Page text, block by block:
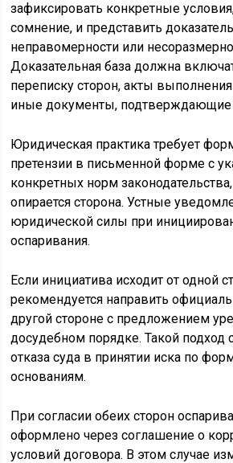
зафиксировать конкретные
сомнение, и представить
неправомерности или
Доказательная база должна
переписку сторон, акты выполнения
иные документы, подтверждающие
Юридическая практика требует
претензии в письменной форме с
конкретных норм
опирается сторона. Устные
юридической силы при
оспаривания.
Если инициатива исходит от одной
рекомендуется направить
другой стороне с предложением
досудебном порядке. Такой подход
отказа суда в принятии иска по
основаниям.
При согласии обеих сторон
оформлено через соглашение о
условий договора. В этом случае